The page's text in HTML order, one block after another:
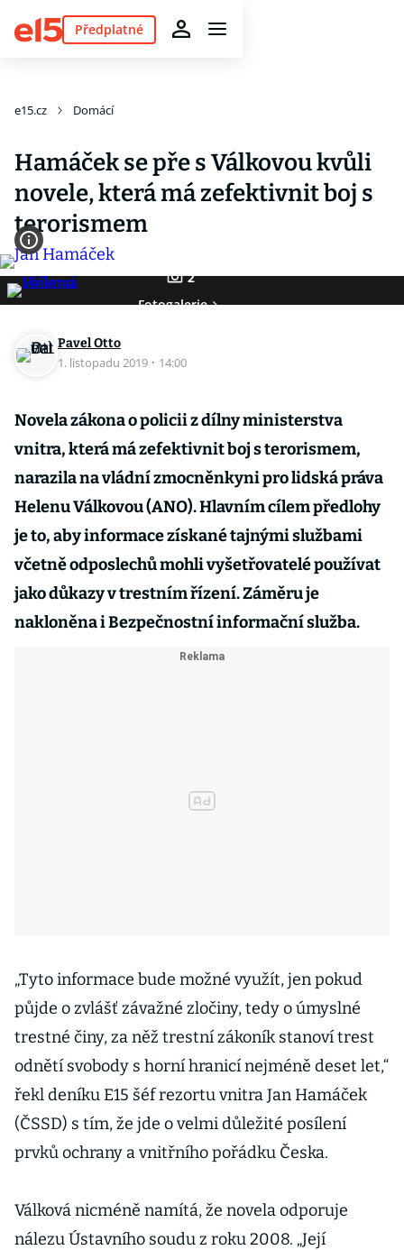
Předplatné
e15.cz Domácí
Hamáček se pře s Válkovou kvůli
novele, která má zefektivnit boj s
terorismem
2
Fotogalerie
Pavel Otto
1. listopadu 2019 · 14:00
Novela zákona o policii z dílny ministerstva
vnitra, která má zefektivnit boj s terorismem,
narazila na vládní zmocněnkyni pro lidská práva
Helenu Válkovou (ANO). Hlavním cílem předlohy
je to, aby informace získané tajnými službami
včetně odposlechů mohli vyšetřovatelé používat
jako důkazy v trestním řízení. Záměru je
nakloněna i Bezpečnostní informační služba.
„Tyto informace bude možné využít, jen pokud
půjde o zvlášť závažné zločiny, tedy o úmyslné
trestné činy, za něž trestní zákoník stanoví trest
odnětí svobody s horní hranicí nejméně deset let,“
řekl deníku E15 šéf rezortu vnitra Jan Hamáček
(ČSSD) s tím, že jde o velmi důležité posílení
prvků ochrany a vnitřního pořádku Česka.
Válková nicméně namítá, že novela odporuje
nálezu Ústavního soudu z roku 2008. „Její